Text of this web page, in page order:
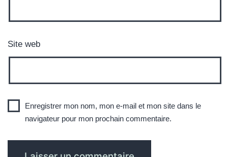
Site web
Enregistrer mon nom, mon e-mail et mon site dans le
navigateur pour mon prochain commentaire.